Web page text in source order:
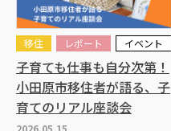
2026.05.15
移住 レポート イベント
子育ても仕事も自分次第！
小田原市移住者が語る、子
育てのリアル座談会